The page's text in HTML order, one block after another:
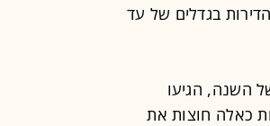
בגדלים של עד
של השנה, הגיעו
כאלה חוצות את